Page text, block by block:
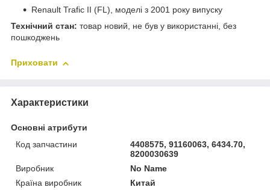
Renault Trafic II (FL), моделі з 2001 року випуску
Технічний стан: товар новий, не був у використанні, без
пошкоджень
Приховати
Характеристики
Основні атрибути
Код запчастини
4408575, 91160063, 6434.70,
8200030639
Виробник
No Name
Країна виробник
Китай